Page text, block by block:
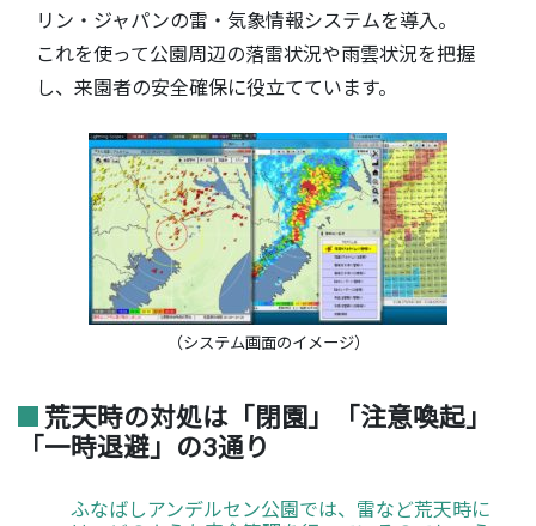
リン・ジャパンの雷・気象情報システムを導入。
これを使って公園周辺の落雷状況や雨雲状況を把握
し、来園者の安全確保に役立てています。
（システム画面のイメージ）
荒天時の対処は「閉園」「注意喚起」
「一時退避」の3通り
ふなばしアンデルセン公園では、雷など荒天時に